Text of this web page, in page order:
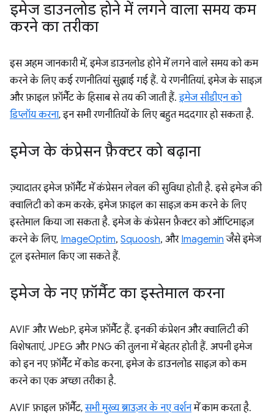
इमेज डाउनलोड होने में लगने वाला समय कम
करने का तरीका
इस अहम जानकारी में, इमेज डाउनलोड होने में लगने वाले समय को कम
करने के लिए कई रणनीतियां सुझाई गई हैं. ये रणनीतियां, इमेज के साइज़
और फ़ाइल फ़ॉर्मैट के हिसाब से तय की जाती हैं.इमेज सीडीएन को
डिप्लॉय करना, इन सभी रणनीतियों के लिए बहुत मददगार हो सकता है.
इमेज के कंप्रेसन फ़ैक्टर को बढ़ाना
ज़्यादातर इमेज फ़ॉर्मैट में कंप्रेसन लेवल की सुविधा होती है. इसे इमेज की
क्वालिटी को कम करके, इमेज फ़ाइल का साइज़ कम करने के लिए
इस्तेमाल किया जा सकता है. इमेज के कंप्रेसन फ़ैक्टर को ऑप्टिमाइज़
करने के लिए, ImageOptim, Squoosh, और Imagemin जैसे इमेज
टूल इस्तेमाल किए जा सकते हैं.
इमेज के नए फ़ॉर्मैट का इस्तेमाल करना
AVIF और WebP, इमेज फ़ॉर्मैट हैं. इनकी कंप्रेशन और क्वालिटी की
विशेषताएं, JPEG और PNG की तुलना में बेहतर होती हैं. अपनी इमेज
को इन नए फ़ॉर्मैट में कोड करना, इमेज के डाउनलोड साइज़ को कम
करने का एक अच्छा तरीका है.
AVIF फ़ाइल फ़ॉर्मैट,सभी मुख्य ब्राउज़र के नए वर्शनमें काम करता है.